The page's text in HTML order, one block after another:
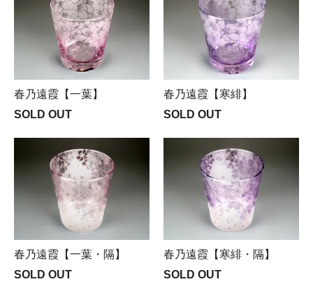
春乃遠霞【一葉】
SOLD OUT
春乃遠霞【寒緋】
SOLD OUT
春乃遠霞【一葉・隔】
SOLD OUT
春乃遠霞【寒緋・隔】
SOLD OUT